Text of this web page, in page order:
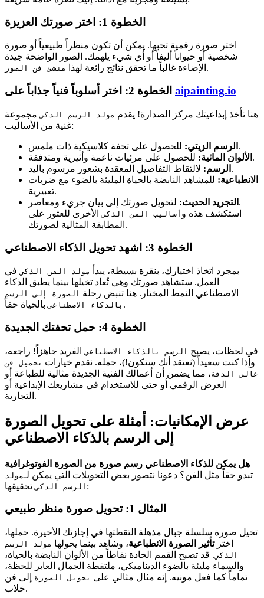
الخطوة 1: اختر صورتك العزيزة
اختر صورة رقمية تحبها. يمكن أن تكون منظراً طبيعياً أو صورة
شخصية أو حيواناً أليفاً أو أي شيء يلهمك. الصور الواضحة جيدة
الإضاءة غالباً ما تحقق نتائج رائعة لهذا
منشئ فن الصور .
aipainting.io
هنا تأخذ إبداعيتك مركز الصدارة! يقدم مولد الرسم الذكيمجموعة
غنية من الأساليب:
الرسم الزيتي: للحصول على تحفة كلاسيكية ذات ملمس.
الألوان المائية: للحصول على مرئيات ناعمة وأثيرية ومتدفقة.
الرسم: لالتقاط التفاصيل المعقدة بشعور مرسوم باليد.
الانطباعية: للمشاهد النابضة بالحياة المليئة بالضوء مع ضربات
تعبيرية.
التجريد الحديث: لتحويل صورتك إلى بيان جريء ومعاصر.
استكشف هذه و أساليب الفن الذكيالأخرى للعثور على
المطابقة المثالية لصورتك.
الخطوة 3: اشهد تحويل الذكاء الاصطناعي
بمجرد اتخاذ اختيارك، بنقرة بسيطة، يبدأ مولد الفن الذكيفي
العمل. ستشاهد صورتك وهي تُعاد تخيلها بينما يطبق الذكاء
الاصطناعي النمط المختار. هنا تنبض رحلة
الصورة إلى الرسم
بالذكاء الاصطناعي بالحياة حقاً.
الخطوة 4: حمل تحفتك الجديدة
في لحظات، يصبح الرسم بالذكاء الاصطناعيالفريد جاهزاً! راجعه،
وإذا كنت سعيداً (نعتقد أنك ستكون!)، حمله. نقدم خيارات تحميل فن
عالي الدقة، مما يضمن أن أعمالك الفنية الجديدة مثالية للطباعة أو
العرض الرقمي أو حتى للاستخدام في مشاريعك الإبداعية أو
التجارية.
عرض الإمكانيات: أمثلة على تحويل الصورة
إلى الرسم بالذكاء الاصطناعي
هل يمكن للذكاء الاصطناعي رسم صورة من الصورة الفوتوغرافية
تبدو حقاً مثل الفن؟ دعونا نتصور بعض التحويلات التي يمكن لـمولد
الرسم الذكي تحقيقها:
المثال 1: تحويل صورة منظر طبيعي
تخيل صورة سلسلة جبال مذهلة التقطتها في إجازتك الأخيرة. حملها،
اخترتأثير الصورة الانطباعية، وشاهد بينما يحولها مولد الرسم
الذكي. قد تصبح القمم الحادة نقاطاً من الألوان النابضة بالحياة،
والسماء مليئة بالضوء الديناميكي، ملتقطة الجمال العابر للحظة،
تماماً كما فعل مونيه. إنه مثال مثالي على تحويل الصورة
إلى فن
خلاب.